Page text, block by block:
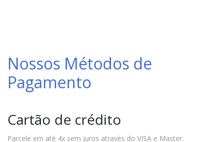
Nossos Métodos de
Pagamento
Cartão de crédito
Parcele em até 4x sem juros através do VISA e Master.